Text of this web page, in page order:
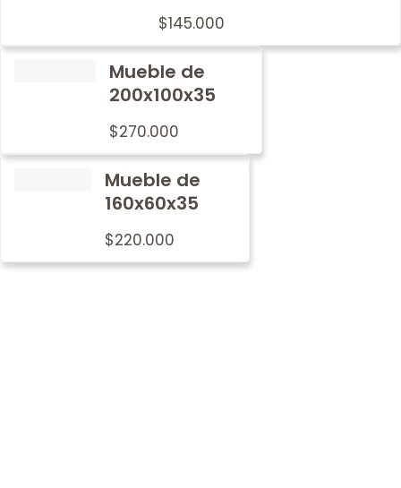
$145.000
Mueble de
200x100x35
$270.000
Mueble de
160x60x35
$220.000